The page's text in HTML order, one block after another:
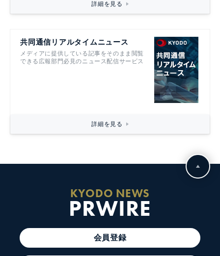
詳細を見る
共同通信リアルタイムニュース
メディアに提供している記事をそのまま閲覧
できる広報部門必見のニュース配信サービス
詳細を見る
KYODO NEWS
PRWIRE
会員登録